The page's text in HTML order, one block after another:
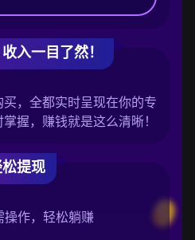
入一目了然！
，全都实时呈现在你的专
握，赚钱就是这么清晰！
提现
操作，轻松躺赚